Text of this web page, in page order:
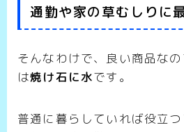
通勤や家の草むしりに
そんなわけで、良い商品な
は焼け石に水です。
普通に暮らしていれば役立つ